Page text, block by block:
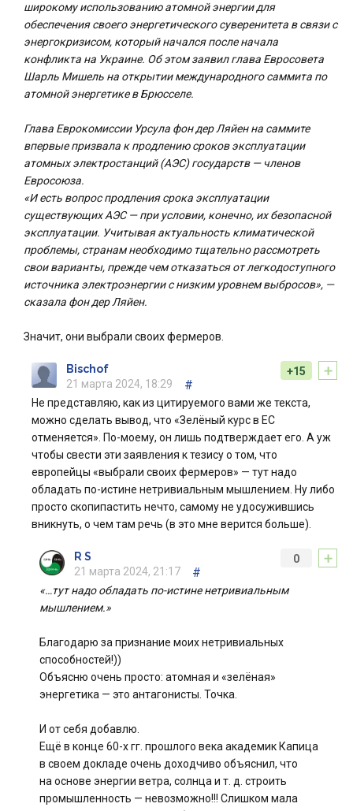
широкому использованию атомной энергии для
обеспечения своего энергетического суверенитета в связи с
энергокризисом, который начался после начала
конфликта на Украине. Об этом заявил глава Евросовета
Шарль Мишель на открытии международного саммита по
атомной энергетике в Брюсселе.
Глава Еврокомиссии Урсула фон дер Ляйен на саммите
впервые призвала к продлению сроков эксплуатации
атомных электростанций (АЭС) государств — членов
Евросоюза.
«И есть вопрос продления срока эксплуатации
существующих АЭС — при условии, конечно, их безопасной
эксплуатации. Учитывая актуальность климатической
проблемы, странам необходимо тщательно рассмотреть
свои варианты, прежде чем отказаться от легкодоступного
источника электроэнергии с низким уровнем выбросов», —
сказала фон дер Ляйен.
Значит, они выбрали своих фермеров.
+
+15
Bischof
21 марта 2024, 18:29
#
Не представляю, как из цитируемого вами же текста,
можно сделать вывод, что «Зелёный курс в ЕС
отменяется». По-моему, он лишь подтверждает его. А уж
чтобы свести эти заявления к тезису о том, что
европейцы «выбрали своих фермеров» — тут надо
обладать по-истине нетривиальным мышлением. Ну либо
просто скопипастить нечто, самому не удосужившись
вникнуть, о чем там речь (в это мне верится больше).
+
0
R S
21 марта 2024, 21:17
#
«…тут надо обладать по-истине нетривиальным
мышлением.»
Благодарю за признание моих нетривиальных
способностей!))
Объясню очень просто: атомная и «зелёная»
энергетика — это антагонисты. Точка.
И от себя добавлю.
Ещё в конце 60-х гг. прошлого века академик Капица
в своем докладе очень доходчиво объяснил, что
на основе энергии ветра, солнца и т. д. строить
промышленность — невозможно!!! Слишком мала